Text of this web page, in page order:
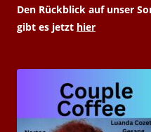
Den Rückblick auf unser
gibt es jetzt hier